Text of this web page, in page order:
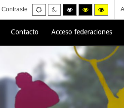
Contraste
Default
mode
Night
mode
High
contrast
black/white
High
contrast
black/yellow
High
contrast
yellow/
Contacto Acceso federaciones